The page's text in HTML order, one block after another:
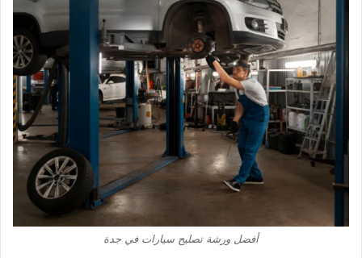
أفضل ورشة تصليح سيارات في جدة